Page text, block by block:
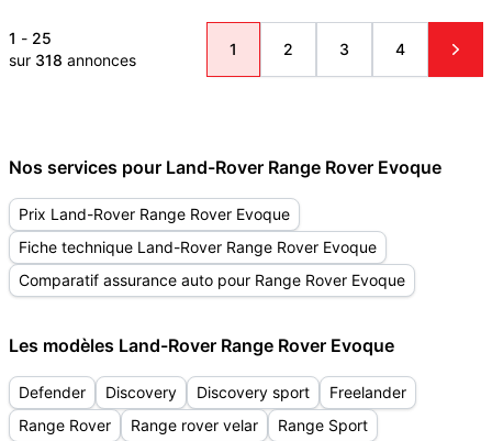
1 - 25
sur 318 annonces
1 2 3 4
Nos services pour Land-Rover Range Rover Evoque
Prix Land-Rover Range Rover Evoque
Fiche technique Land-Rover Range Rover Evoque
Comparatif assurance auto pour Range Rover Evoque
Les modèles Land-Rover Range Rover Evoque
Defender Discovery Discovery sport
Freelander
Range Rover
Range rover velar Range Sport